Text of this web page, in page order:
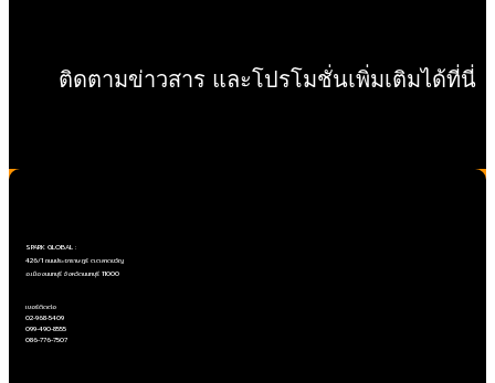
ติดตามข่าวสาร และโปรโมชั่นเพิ่มเติมได้ที่นี่
SPARK GLOBAL :
426/1 ถนนประชาราษฎร์ ต.ตลาดขวัญ
อ.เมืองนนทบุรี จังหวัดนนทบุรี 11000
เบอร์ติดต่อ
02-968-5409
099-490-8555
086-776-7507